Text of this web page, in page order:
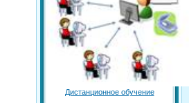
Дистанционное обучение